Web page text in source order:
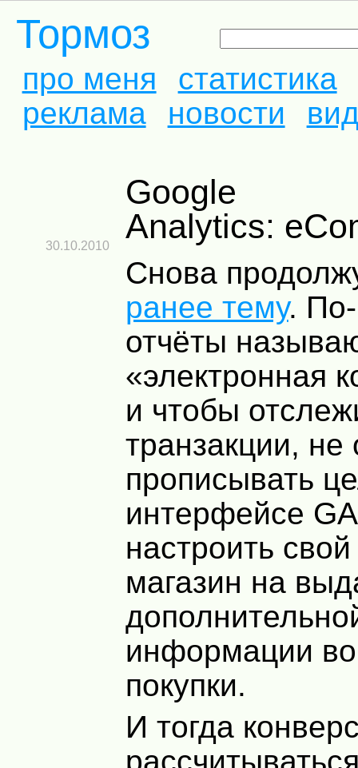
Тормоз
про меня
статистика
реклама
новости
Google
Analytics:
30.10.2010
Снова
ранее тему. По-
отчёты
«электронная
и чтобы
транзакции, не
прописывать
интерфейсе
настроить
магазин на
информации
покупки.
И тогда